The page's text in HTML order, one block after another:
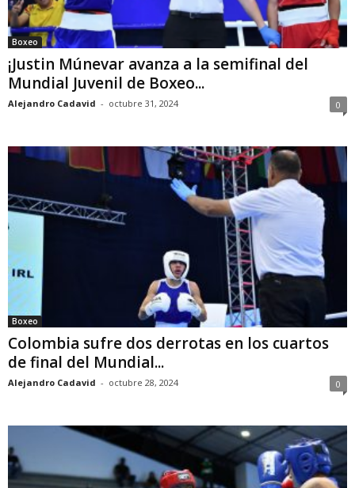
Boxeo
¡Justin Múnevar avanza a la semifinal del
Mundial Juvenil de Boxeo...
Alejandro Cadavid - octubre 31, 2024 0
Boxeo
Colombia sufre dos derrotas en los cuartos
de final del Mundial...
Alejandro Cadavid - octubre 28, 2024 0